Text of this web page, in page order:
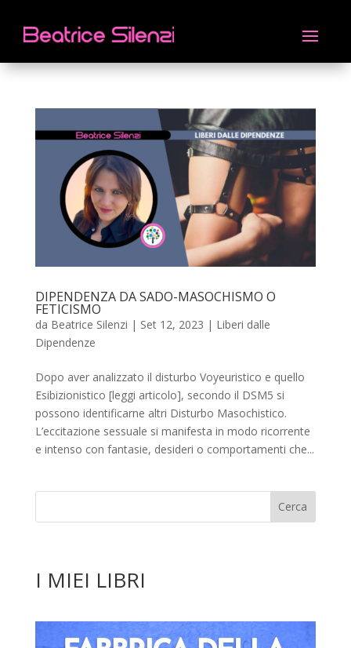
DIPENDENZA DA SADO-MASOCHISMO O
FETICISMO
da Beatrice Silenzi | Set 12, 2023 | Liberi dalle
Dipendenze
Dopo aver analizzato il disturbo Voyeuristico e quello
Esibizionistico [leggi articolo], secondo il DSM5 si
possono identificarne altri Disturbo Masochistico.
L’eccitazione sessuale si manifesta in modo ricorrente
e intenso con fantasie, desideri o comportamenti che...
I MIEI LIBRI